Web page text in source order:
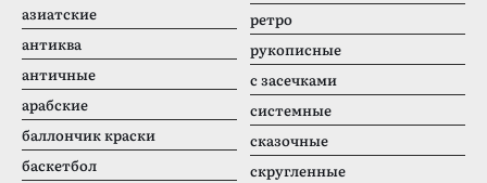
азиатские
антиква
античные
арабские
баллончик краски
баскетбол
ретро
рукописные
с засечками
системные
сказочные
скругленные